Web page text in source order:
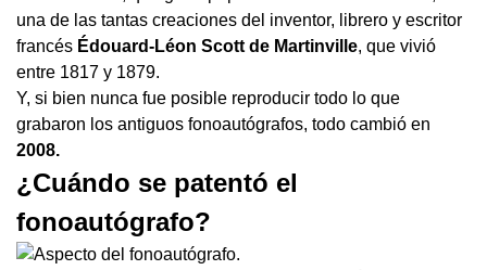
una de las tantas creaciones del inventor, librero y escritor
francés Édouard-Léon Scott de Martinville, que vivió
entre 1817 y 1879.
Y, si bien nunca fue posible reproducir todo lo que
grabaron los antiguos fonoautógrafos, todo cambió en
2008.
¿Cuándo se patentó el
fonoautógrafo?